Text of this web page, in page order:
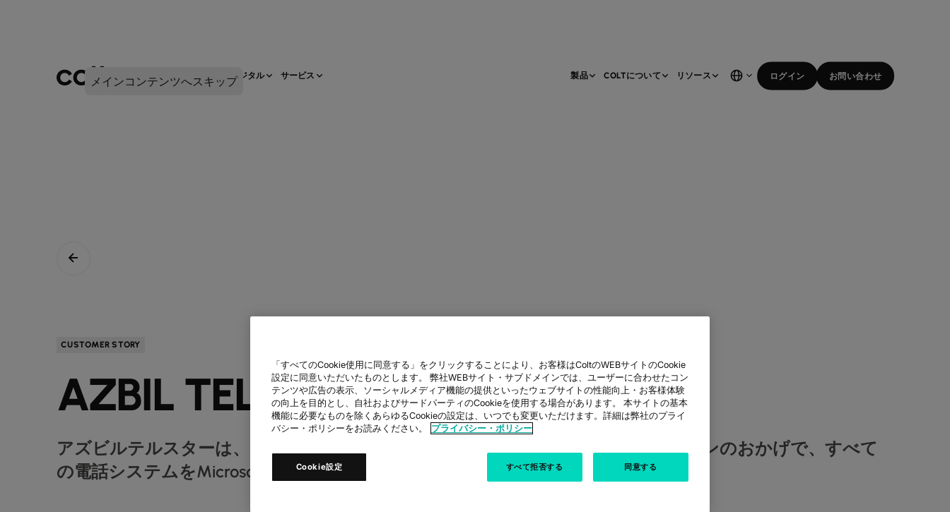
メインコンテンツへスキップ
ネットワークインフラ デジタル サービス 製品 COLTについて リソース ログイン お問い合わせ
CUSTOMER STORY
AZBIL TELSTAR
アズビルテルスターは、Coltのインテリジェントコミュニケーションソリューションのおかげで、すべて
の電話システムをMicrosoft Teamsに統合しました
「すべてのCookie使用に同意する」をクリックすることにより、お客様はColtのWEBサイトのCookie
設定に同意いただいたものとします。 弊社WEBサイト・サブドメインでは、ユーザーに合わせたコン
テンツや広告の表示、ソーシャルメディア機能の提供といったウェブサイトの性能向上・お客様体験
の向上を目的とし、自社およびサードパーティのCookieを使用する場合があります。 本サイトの基本
機能に必要なものを除くあらゆるCookieの設定は、いつでも変更いただけます。詳細は弊社のプライ
バシー・ポリシーをお読みください。
プライバシー・ポリシー
Cookie設定 すべて拒否する 同意する